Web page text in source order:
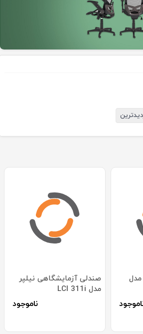
صندلی آزمایشگاهی نیلپر
مدل LCI 311i
ناموجود